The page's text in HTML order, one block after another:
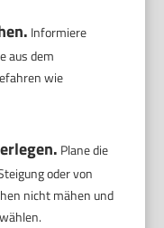
Informiere
aus dem
wie
Plane die
oder von
nicht mähen und